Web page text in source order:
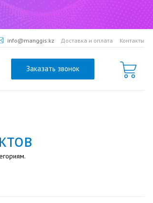
info@manggis.kz Доставка и оплата Контакты
Заказать звонок